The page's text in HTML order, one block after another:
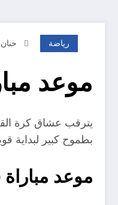
رياضة
موعد مباراة فرنسا
بطموح كبير لبداية
موعد مباراة